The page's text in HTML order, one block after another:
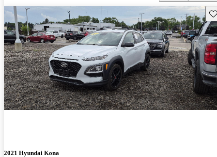
2021 Hyundai Kona